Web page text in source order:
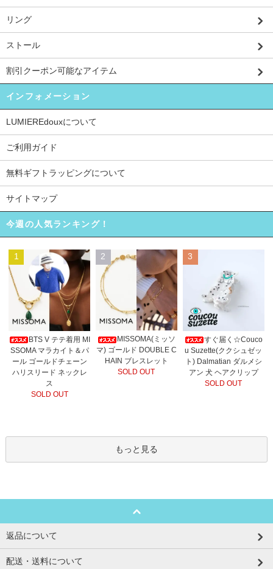
リング
ストール
割引クーポン可能なアイテム
インフォメーション
LUMIEREdouxについて
ご利用ガイド
無料ギフトラッピングについて
サイトマップ
今週の人気ランキング！
1
BTS V テテ着用 MI
SSOMA マラカイト＆パ
ール ゴールドチェーン
ハリスリード ネックレ
ス
SOLD OUT
2
MISSOMA(ミッソ
マ) ゴールド DOUBLE C
HAIN ブレスレット
SOLD OUT
3
すぐ届く☆Couco
u Suzette(ククシュゼッ
ト) Dalmatian ダルメシ
アン 犬 ヘアクリップ
SOLD OUT
もっと見る
返品について
配送・送料について